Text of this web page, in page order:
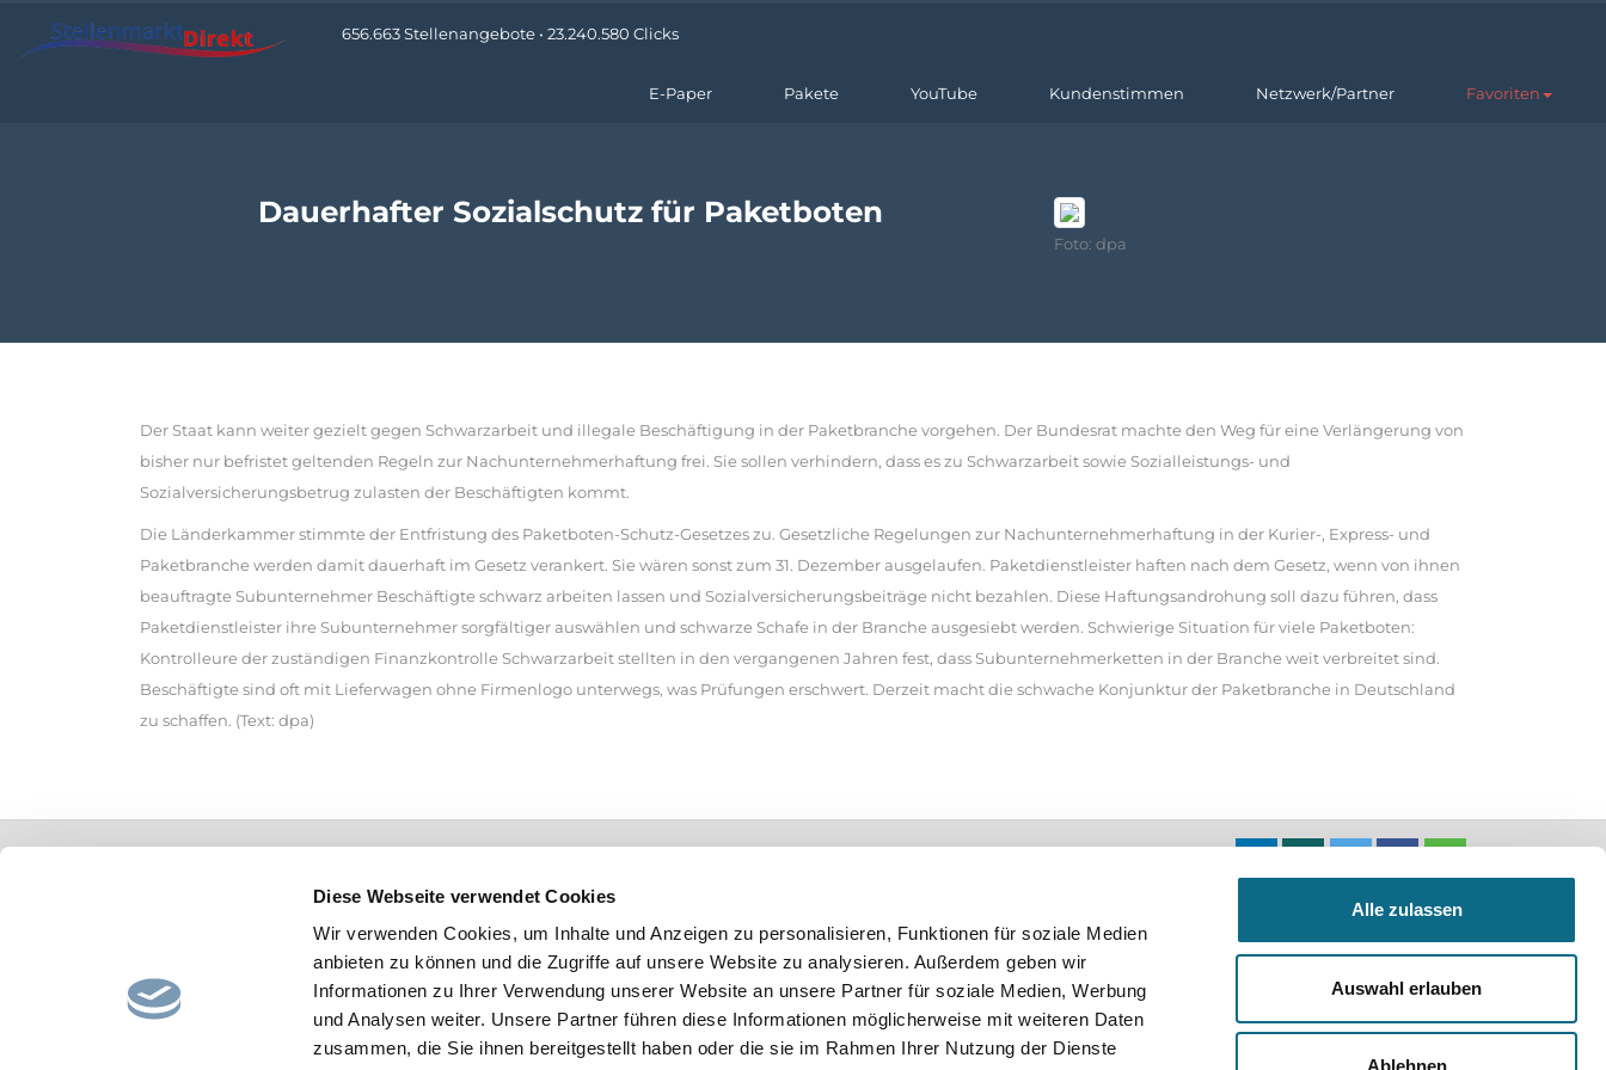
Diese Webseite verwendet Cookies
Wir verwenden Cookies, um Inhalte und Anzeigen zu personalisieren, Funktionen für soziale Medien
anbieten zu können und die Zugriffe auf unsere Website zu analysieren. Außerdem geben wir
Informationen zu Ihrer Verwendung unserer Website an unsere Partner für soziale Medien, Werbung
und Analysen weiter. Unsere Partner führen diese Informationen möglicherweise mit weiteren Daten
zusammen, die Sie ihnen bereitgestellt haben oder die sie im Rahmen Ihrer Nutzung der Dienste
Alle zulassen
Auswahl erlauben
Ablehnen
656.663 Stellenangebote • 23.240.580 Clicks
E-Paper Pakete YouTube Kundenstimmen Netzwerk/Partner Favoriten
Dauerhafter Sozialschutz für Paketboten
Foto: dpa
Der Staat kann weiter gezielt gegen Schwarzarbeit und illegale Beschäftigung in der Paketbranche vorgehen. Der Bundesrat machte den Weg für eine Verlängerung von
bisher nur befristet geltenden Regeln zur Nachunternehmerhaftung frei. Sie sollen verhindern, dass es zu Schwarzarbeit sowie Sozialleistungs- und
Sozialversicherungsbetrug zulasten der Beschäftigten kommt.
Die Länderkammer stimmte der Entfristung des Paketboten-Schutz-Gesetzes zu. Gesetzliche Regelungen zur Nachunternehmerhaftung in der Kurier-, Express- und
Paketbranche werden damit dauerhaft im Gesetz verankert. Sie wären sonst zum 31. Dezember ausgelaufen. Paketdienstleister haften nach dem Gesetz, wenn von ihnen
beauftragte Subunternehmer Beschäftigte schwarz arbeiten lassen und Sozialversicherungsbeiträge nicht bezahlen. Diese Haftungsandrohung soll dazu führen, dass
Paketdienstleister ihre Subunternehmer sorgfältiger auswählen und schwarze Schafe in der Branche ausgesiebt werden. Schwierige Situation für viele Paketboten:
Kontrolleure der zuständigen Finanzkontrolle Schwarzarbeit stellten in den vergangenen Jahren fest, dass Subunternehmerketten in der Branche weit verbreitet sind.
Beschäftigte sind oft mit Lieferwagen ohne Firmenlogo unterwegs, was Prüfungen erschwert. Derzeit macht die schwache Konjunktur der Paketbranche in Deutschland
zu schaffen. (Text: dpa)